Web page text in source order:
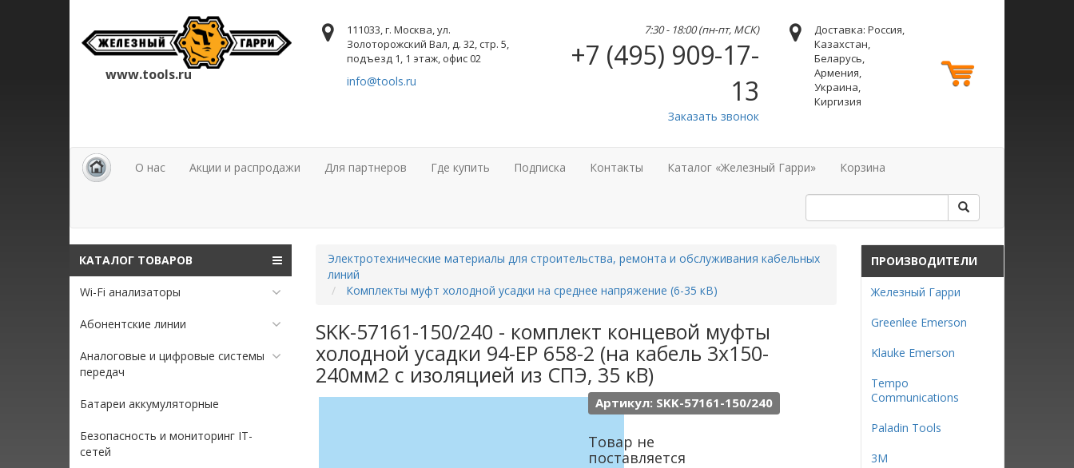
www.tools.ru
111033, г. Москва, ул.
Золоторожский Вал, д. 32, стр. 5,
подъезд 1, 1 этаж, офис 02
info@tools.ru
7:30 - 18:00 (пн-пт, МСК)
+7 (495) 909-17-
13
Заказать звонок
Доставка: Россия,
Казахстан,
Беларусь,
Армения,
Украина,
Киргизия
О нас Акции и распродажи Для партнеров Где купить Подписка Контакты Каталог «Железный Гарри» Корзина
КАТАЛОГ ТОВАРОВ
Wi-Fi анализаторы
Абонентские линии
Аналоговые и цифровые системы
передач
Батареи аккумуляторные
Безопасность и мониторинг IT-
сетей
Электротехнические материалы для строительства, ремонта и обслуживания кабельных
линий
Комплекты муфт холодной усадки на среднее напряжение (6-35 кВ)
SKK-57161-150/240 - комплект концевой муфты
холодной усадки 94-EP 658-2 (на кабель 3х150-
240мм2 с изоляцией из СПЭ, 35 кВ)
Артикул: SKK-57161-150/240
Товар не
поставляется
ПРОИЗВОДИТЕЛИ
Железный Гарри
Greenlee Emerson
Klauke Emerson
Tempo
Communications
Paladin Tools
3М